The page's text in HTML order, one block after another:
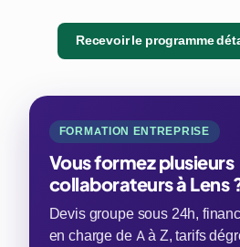
Recevoir le programme
FORMATION ENTREPRISE
Vous formez plusieurs
collaborateurs à Lens
Devis groupe sous 24h,
en charge de A à Z, tarifs